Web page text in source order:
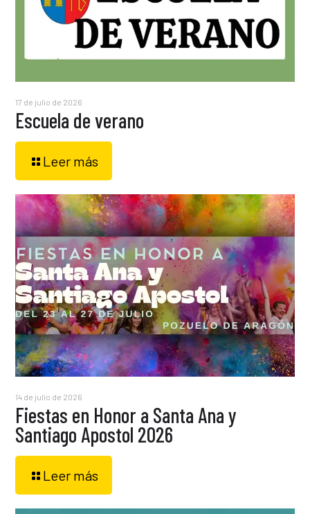
17 de julio de 2026
Escuela de verano
Leer más
14 de julio de 2026
Fiestas en Honor a Santa Ana y
Santiago Apostol 2026
Leer más